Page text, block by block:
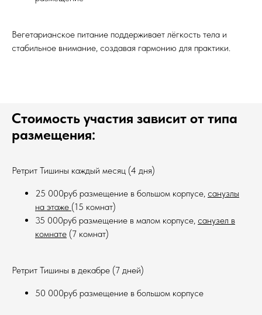
Вегетарианское питание поддерживает лёгкость тела и
стабильное внимание, создавая гармонию для практики.
Стоимость участия зависит от типа
размещения:
Ретрит Тишины каждый месяц (4 дня)
25 000руб размещение в большом корпусе, санузлы
на этаже (15 комнат)
35 000руб размещение в малом корпусе, санузел в
комнате (7 комнат)
Ретрит Тишины в декабре (7 дней)
50 000руб размещение в большом корпусе